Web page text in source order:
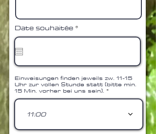
Date souhaitée *
e
r
e
d
Einweisungen finden jeweils zw. 11-15
Uhr zur vollen Stunde statt (bitte min.
15 Min. vorher bei uns sein).
11:00